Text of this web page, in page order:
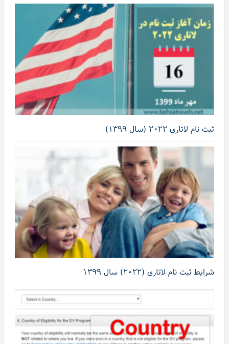
ثبت نام لاتاری ۲۰۲۲ (سال ۱۳۹۹)
شرایط ثبت نام لاتاری (۲۰۲۲) سال ۱۳۹۹